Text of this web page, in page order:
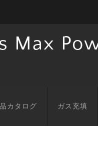
Max
カタログ ガス充填